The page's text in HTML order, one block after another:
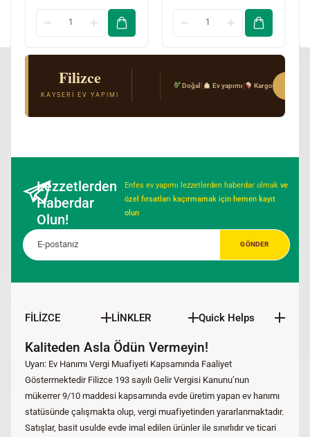
Filizce
KAYSERI EV YAPIMI
El Açması Mantı & Ev Yemekleri
Gerçek Kayseri tarifi · Kimyasal katkı yok ·
Doğal | Ev yapımı| Kargo
Lezzetlerden
Haberdar
Olun!
Enfes ev yapımı lezzetlerden haberdar olmak ve
özel fırsatları kaçırmamak için hemen kayıt
olun
FİLİZCE LİNKLER Quick Helps
Kaliteden Asla Ödün Vermeyin!
Uyarı: Ev Hanımı Vergi Muafiyeti Kapsamında Faaliyet
Göstermektedir Filizce 193 sayılı Gelir Vergisi Kanunu’nun
mükerrer 9/10 maddesi kapsamında evde üretim yapan ev hanımı
statüsünde çalışmakta olup, vergi muafiyetinden yararlanmaktadır.
Satışlar, basit usulde evde imal edilen ürünler ile sınırlıdır ve ticari